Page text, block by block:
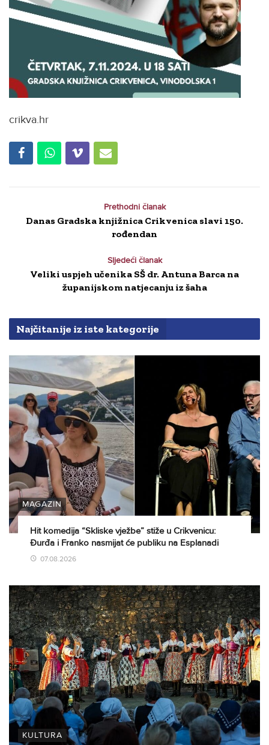
crikva.hr
Prethodni članak
Danas Gradska knjižnica Crikvenica slavi 150.
rođendan
Sljedeći članak
Veliki uspjeh učenika SŠ dr. Antuna Barca na
županijskom natjecanju iz šaha
Najčitanije iz iste kategorije
MAGAZIN
Hit komedija “Skliske vježbe” stiže u Crikvenicu:
Đurđa i Franko nasmijat će publiku na Esplanadi
07.08.2026
KULTURA